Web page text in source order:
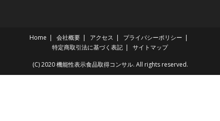
Home 会社概要 アクセス
プライバシーポリシー
特定商取引法に基づく表記
サイトマップ
(C) 2020 機能性表示食品取得コンサル. All rights reserved.